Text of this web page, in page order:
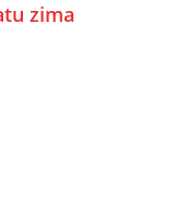
PV 2025
zima